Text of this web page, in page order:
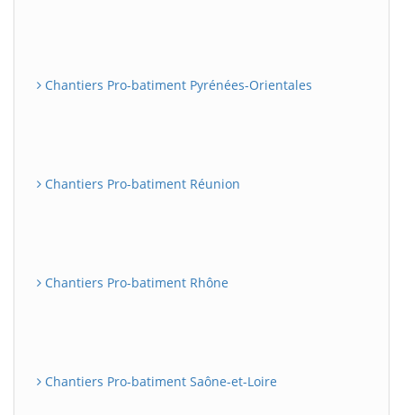
Chantiers Pro-batiment Pyrénées-Orientales
Chantiers Pro-batiment Réunion
Chantiers Pro-batiment Rhône
Chantiers Pro-batiment Saône-et-Loire